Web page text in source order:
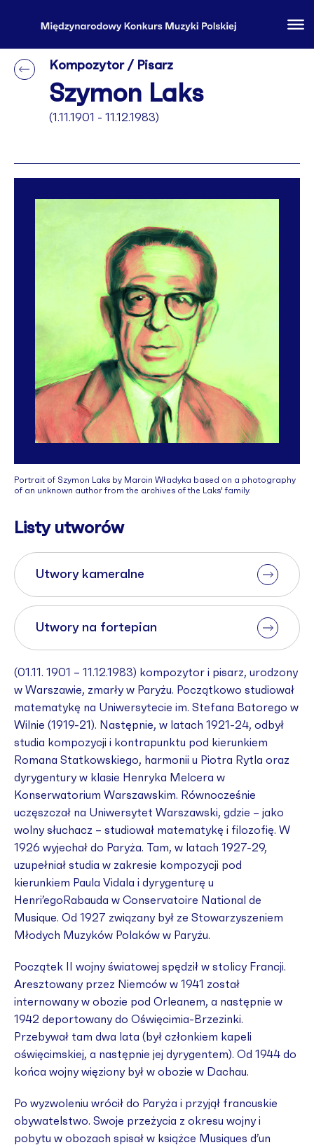
Kompozytor / Pisarz
Szymon Laks
(1.11.1901 - 11.12.1983)
Portrait of Szymon Laks by Marcin Władyka based on a photography
of an unknown author from the archives of the Laks' family.
Listy utworów
Utwory kameralne
Utwory na fortepian
(01.11. 1901 – 11.12.1983) kompozytor i pisarz, urodzony
w Warszawie, zmarły w Paryżu. Początkowo studiował
matematykę na Uniwersytecie im. Stefana Batorego w
Wilnie (1919-21). Następnie, w latach 1921-24, odbył
studia kompozycji i kontrapunktu pod kierunkiem
Romana Statkowskiego, harmonii u Piotra Rytla oraz
dyrygentury w klasie Henryka Melcera w
Konserwatorium Warszawskim. Równocześnie
uczęszczał na Uniwersytet Warszawski, gdzie – jako
wolny słuchacz – studiował matematykę i filozofię. W
1926 wyjechał do Paryża. Tam, w latach 1927-29,
uzupełniał studia w zakresie kompozycji pod
kierunkiem Paula Vidala i dyrygenturę u
Henri’egoRabauda w Conservatoire National de
Musique. Od 1927 związany był ze Stowarzyszeniem
Młodych Muzyków Polaków w Paryżu.
Początek II wojny światowej spędził w stolicy Francji.
Aresztowany przez Niemców w 1941 został
internowany w obozie pod Orleanem, a następnie w
1942 deportowany do Oświęcimia-Brzezinki.
Przebywał tam dwa lata (był członkiem kapeli
oświęcimskiej, a następnie jej dyrygentem). Od 1944 do
końca wojny więziony był w obozie w Dachau.
Po wyzwoleniu wrócił do Paryża i przyjął francuskie
obywatelstwo. Swoje przeżycia z okresu wojny i
pobytu w obozach spisał w książce Musiques d’un